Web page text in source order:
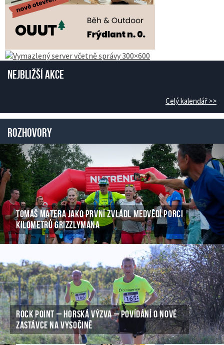
Nejbližší akce
Celý kalendář >>
Rozhovory
TOMÁŠ MATERA JAKO PRVNÍ ZVLÁDL MEDVĚDÍ PORCI
KILOMETRŮ GRIZZLYMANA
ROCK POINT – HORSKÁ VÝZVA – POVÍDÁNÍ O NOVÉ
ZASTÁVCE NA VYSOČINĚ